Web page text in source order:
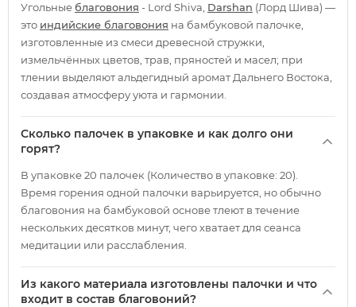
Угольныеблаговония - Lord Shiva, Darshan (Лорд Шива) —
это индийские благовония на бамбуковой палочке,
изготовленные из смеси древесной стружки,
измельчённых цветов, трав, пряностей и масел; при
тлении выделяют альдегидный аромат Дальнего Востока,
создавая атмосферу уюта и гармонии.
Сколько палочек в упаковке и как долго они
горят?
В упаковке 20 палочек (Количество в упаковке: 20).
Время горения одной палочки варьируется, но обычно
благовония на бамбуковой основе тлеют в течение
нескольких десятков минут, чего хватает для сеанса
медитации или расслабления.
Из какого материала изготовлены палочки и что
входит в состав благовоний?